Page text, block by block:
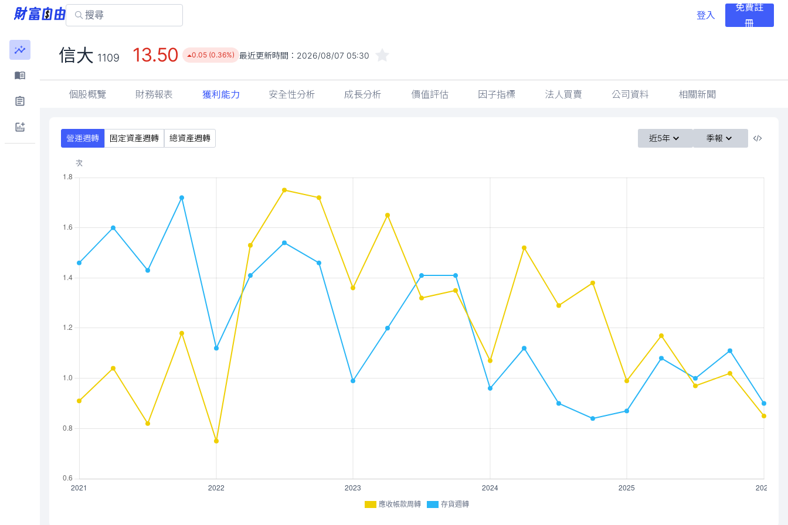
登入
免費註
冊
信大 1109 13.50 0.05 (0.36%) 最近更新時間： 2026/08/07 05:30
個股概覽 財務報表 獲利能力 安全性分析 成長分析 價值評估 因子指標 法人買賣 公司資料 相關新聞
營運週轉 固定資產週轉 總資產週轉 近5年 季報
應收帳款周轉 存貨週轉